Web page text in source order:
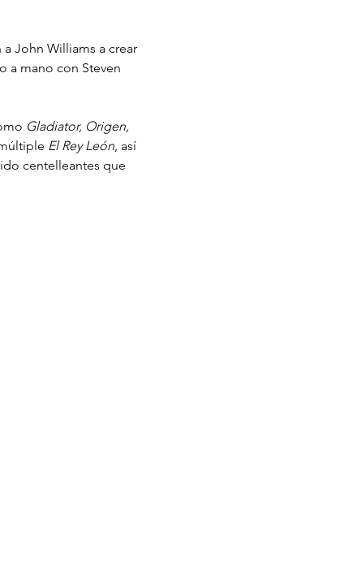
John Williams a crear
a mano con Steven
Gladiator, Origen,
El Rey León, así
centelleantes que